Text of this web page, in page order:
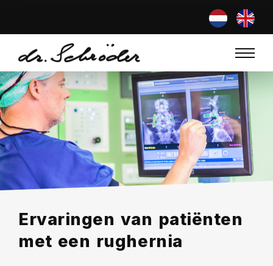
Ervaringen van patiënten
met een rughernia